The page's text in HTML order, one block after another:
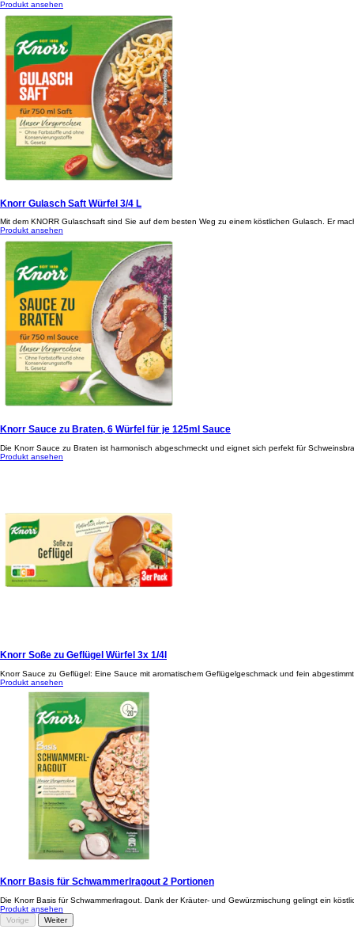
Produkt ansehen
Knorr Gulasch Saft Würfel 3/4 L
Mit dem KNORR Gulaschsaft sind Sie auf dem besten Weg zu einem köstlichen Gulasch. Er
Produkt ansehen
Knorr Sauce zu Braten, 6 Würfel für je 125ml Sauce
Die Knorr Sauce zu Braten ist harmonisch abgeschmeckt und eignet sich perfekt für
Produkt ansehen
Knorr Soße zu Geflügel Würfel 3x 1/4l
Knorr Sauce zu Geflügel: Eine Sauce mit aromatischem Geflügelgeschmack und fein
Produkt ansehen
Knorr Basis für Schwammerlragout 2 Portionen
Die Knorr Basis für Schwammerlragout. Dank der Kräuter- und Gewürzmischung gelingt ein
Produkt ansehen
Vorige
Weiter